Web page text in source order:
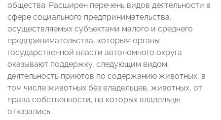
общества. Расширен перечень видов деятельности в
сфере социального предпринимательства,
осуществляемых субъектами малого и среднего
предпринимательства, которым органы
государственной власти автономного округа
оказывают поддержку, следующим видом:
деятельность приютов по содержанию животных, в
том числе животных без владельцев, животных, от
права собственности, на которых владельцы
отказались.